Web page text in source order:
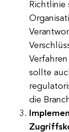
Richtlinie
sollte
die